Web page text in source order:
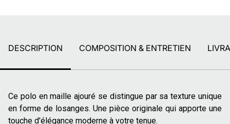
DESCRIPTION COMPOSITION & ENTRETIEN
Ce polo en maille ajouré se distingue par sa texture unique
en forme de losanges. Une pièce originale qui apporte une
touche d'élégance moderne à votre tenue.